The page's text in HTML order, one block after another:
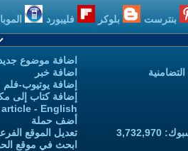
بنترست بلوكر فليبورد
اضافة موضوع
اضافة خبر
إضافة يوتيوب-
إضافة كتاب إلى
- English
أضف حملة
تعديل الموقع
ابحث في موقع